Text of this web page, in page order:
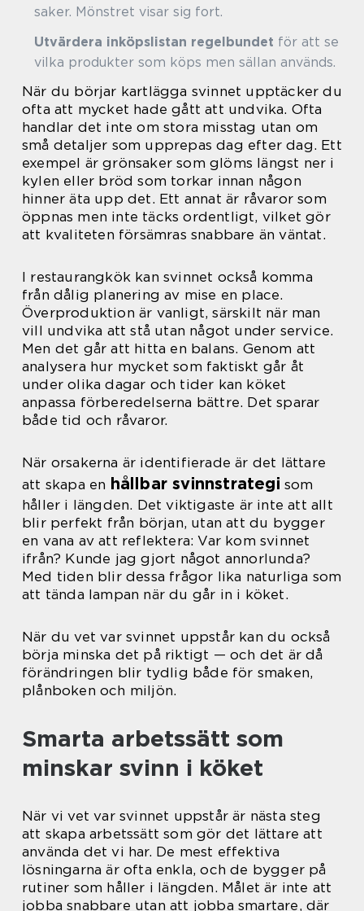
saker. Mönstret visar sig fort.
Utvärdera inköpslistan regelbundet för att se
vilka produkter som köps men sällan används.
När du börjar kartlägga svinnet upptäcker du
ofta att mycket hade gått att undvika. Ofta
handlar det inte om stora misstag utan om
små detaljer som upprepas dag efter dag. Ett
exempel är grönsaker som glöms längst ner i
kylen eller bröd som torkar innan någon
hinner äta upp det. Ett annat är råvaror som
öppnas men inte täcks ordentligt, vilket gör
att kvaliteten försämras snabbare än väntat.
I restaurangkök kan svinnet också komma
från dålig planering av mise en place.
Överproduktion är vanligt, särskilt när man
vill undvika att stå utan något under service.
Men det går att hitta en balans. Genom att
analysera hur mycket som faktiskt går åt
under olika dagar och tider kan köket
anpassa förberedelserna bättre. Det sparar
både tid och råvaror.
När orsakerna är identifierade är det lättare
att skapa en hållbar svinnstrategi som
håller i längden. Det viktigaste är inte att allt
blir perfekt från början, utan att du bygger
en vana av att reflektera: Var kom svinnet
ifrån? Kunde jag gjort något annorlunda?
Med tiden blir dessa frågor lika naturliga som
att tända lampan när du går in i köket.
När du vet var svinnet uppstår kan du också
börja minska det på riktigt — och det är då
förändringen blir tydlig både för smaken,
plånboken och miljön.
Smarta arbetssätt som
minskar svinn i köket
När vi vet var svinnet uppstår är nästa steg
att skapa arbetssätt som gör det lättare att
använda det vi har. De mest effektiva
lösningarna är ofta enkla, och de bygger på
rutiner som håller i längden. Målet är inte att
jobba snabbare utan att jobba smartare, där